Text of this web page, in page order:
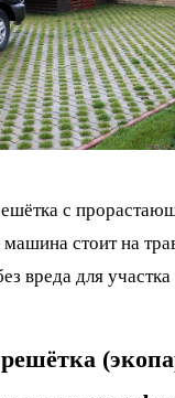
с
стоит на
вреда для участка
решётка